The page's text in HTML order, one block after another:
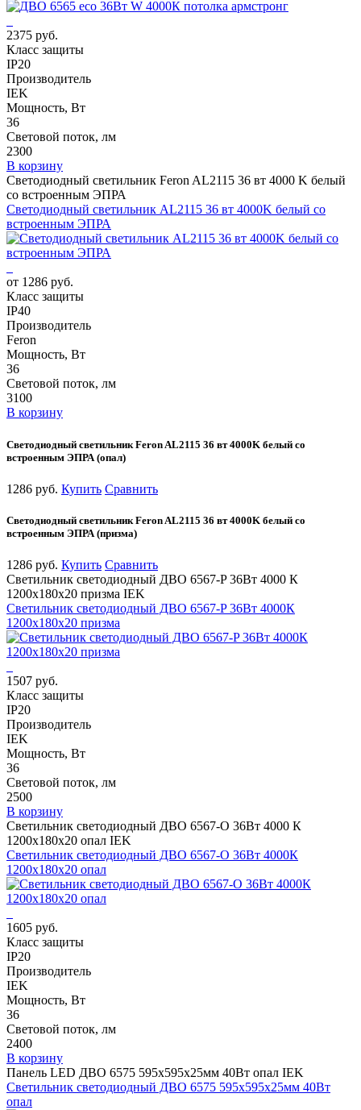
2375 руб.
Класс защиты
IP20
Производитель
IEK
Мощность, Вт
36
Световой поток, лм
2300
В корзину
Светодиодный светильник Feron AL2115 36 вт 4000 K белый
со встроенным ЭПРА
Светодиодный светильник AL2115 36 вт 4000K белый со
встроенным ЭПРА
от 1286 руб.
Класс защиты
IP40
Производитель
Feron
Мощность, Вт
36
Световой поток, лм
3100
В корзину
Светодиодный светильник Feron AL2115 36 вт 4000K белый со
встроенным ЭПРА (опал)
1286 руб. Купить Сравнить
Светодиодный светильник Feron AL2115 36 вт 4000K белый со
встроенным ЭПРА (призма)
1286 руб. Купить Сравнить
Светильник светодиодный ДВО 6567-P 36Вт 4000 К
1200х180х20 призма IEK
Светильник светодиодный ДВО 6567-P 36Вт 4000К
1200х180х20 призма
1507 руб.
Класс защиты
IP20
Производитель
IEK
Мощность, Вт
36
Световой поток, лм
2500
В корзину
Светильник светодиодный ДВО 6567-O 36Вт 4000 К
1200х180х20 опал IEK
Светильник светодиодный ДВО 6567-O 36Вт 4000К
1200х180х20 опал
1605 руб.
Класс защиты
IP20
Производитель
IEK
Мощность, Вт
36
Световой поток, лм
2400
В корзину
Панель LED ДВО 6575 595х595х25мм 40Вт опал IEK
Светильник светодиодный ДВО 6575 595х595х25мм 40Вт
опал